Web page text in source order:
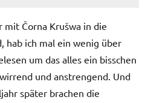
Čorna Krušwa in die
hab ich mal ein wenig über
um das alles ein bisschen
und anstrengend. Und
später brachen die